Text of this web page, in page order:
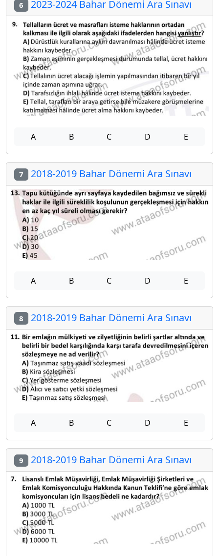
6 2023-2024 Bahar Dönemi Ara Sınavı
A B C D E
7 2018-2019 Bahar Dönemi Ara Sınavı
A B C D E
8 2018-2019 Bahar Dönemi Ara Sınavı
A B C D E
9 2018-2019 Bahar Dönemi Ara Sınavı